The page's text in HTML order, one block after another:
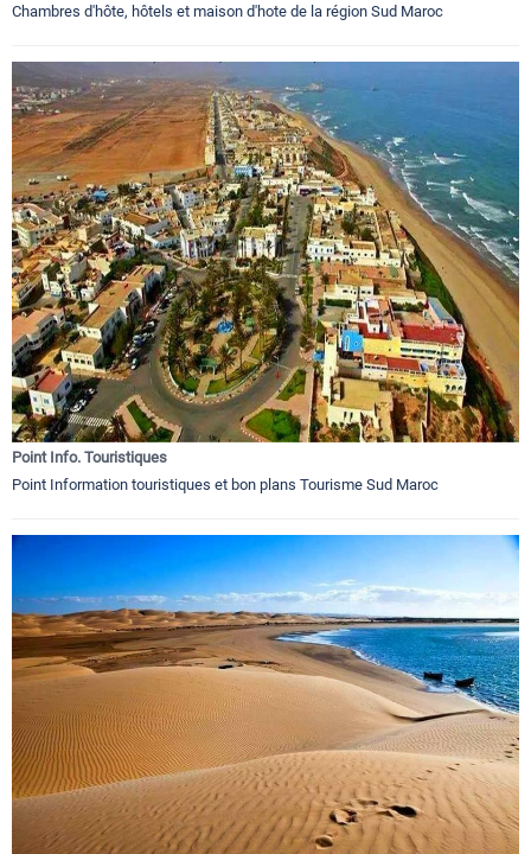
Chambres d'hôte, hôtels et maison d'hote de la région Sud Maroc
Point Info. Touristiques
Point Information touristiques et bon plans Tourisme Sud Maroc